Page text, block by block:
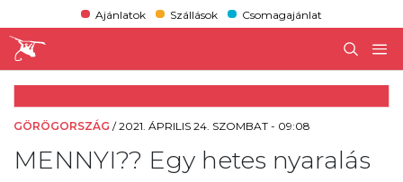
Ajánlatok Szállások Csomagajánlat
GÖRÖGORSZÁG /2021. ÁPRILIS 24. SZOMBAT - 09:08
MENNYI?? Egy hetes nyaralás